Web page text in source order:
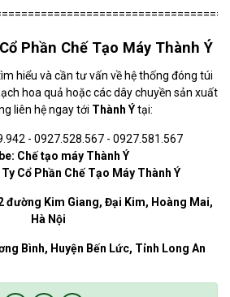
Phần Chế Tạo Máy Thành Ý
hiểu và cần tư vấn về hệ thống đóng túi
hoa quả hoặc các dây chuyền sản xuất
liên hệ ngay tới Thành Ýtại:
- 0927.528.567 - 0927.581.567
Chế tạo máy Thành Ý
Cổ Phần Chế Tạo Máy Thành Ý
đường Kim Giang, Đại Kim, Hoàng Mai,
Hà Nội
Bình, Huyện Bến Lức, Tỉnh Long An